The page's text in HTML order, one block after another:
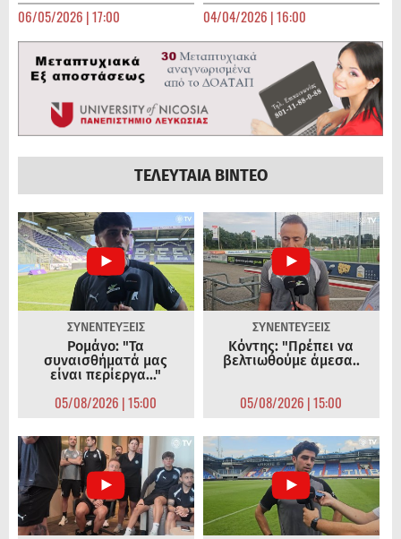
06/05/2026 | 17:00 04/04/2026 | 16:00
ΤΕΛΕΥΤΑΙΑ ΒΙΝΤΕΟ
ΣΥΝΕΝΤΕΥΞΕΙΣ
Ρομάνο: "Τα
συναισθήματά μας
είναι περίεργα..."
05/08/2026 | 15:00
ΣΥΝΕΝΤΕΥΞΕΙΣ
Κόντης: "Πρέπει να
βελτιωθούμε άμεσα..
05/08/2026 | 15:00